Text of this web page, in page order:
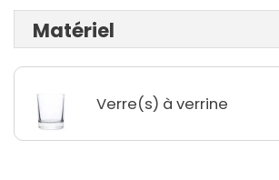
Matériel
Verre(s) à verrine